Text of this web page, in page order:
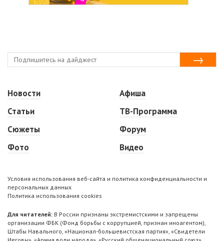
Новости
Статьи
Сюжеты
Фото
Афиша
ТВ-Программа
Форум
Видео
Условия использования веб-сайта и политика конфиденциальности и
персональных данных
Политика использования cookies
Для читателей: В России признаны экстремистскими и запрещены
организации ФБК (Фонд борьбы с коррупцией, признан иноагентом),
Штабы Навального, «Национал-большевистская партия», «Свидетели